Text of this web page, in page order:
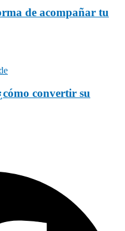
de acompañar tu
convertir su